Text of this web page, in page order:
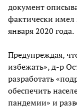
документ
фактически имел
января 2020 года.
Предупреждая,
избежать», д-р
разработать
обеспечить
пандемии» и